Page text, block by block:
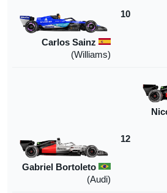
10
Carlos Sainz
(
Williams
)
12
Gabriel Bortoleto
(Audi)